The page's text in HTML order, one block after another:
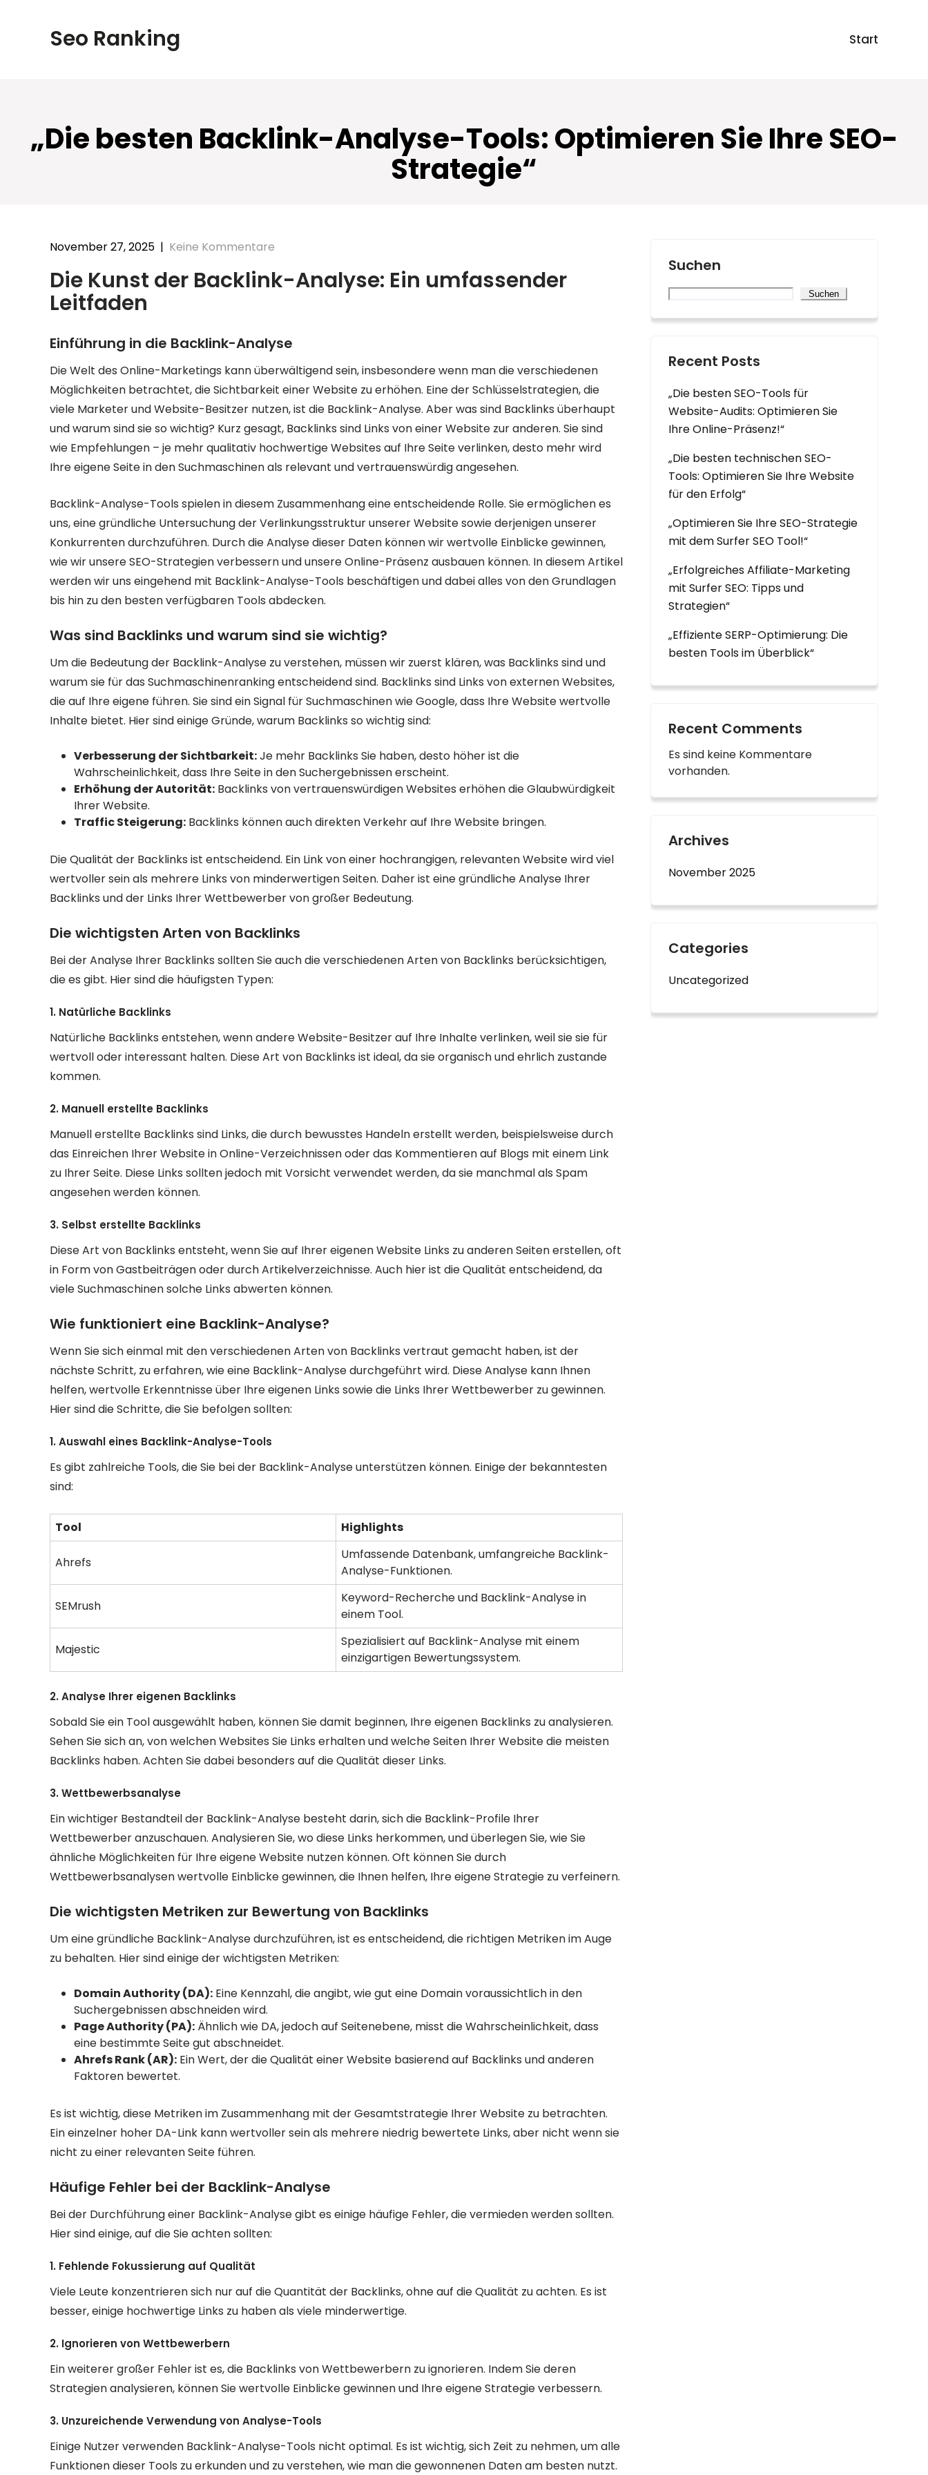
Seo Ranking Start
„Die besten Backlink-Analyse-Tools: Optimieren Sie Ihre SEO-
Strategie“
November 27, 2025 | Keine Kommentare
Die Kunst der Backlink-Analyse: Ein umfassender
Leitfaden
Einführung in die Backlink-Analyse
Die Welt des Online-Marketings kann überwältigend sein, insbesondere wenn man die verschiedenen
Möglichkeiten betrachtet, die Sichtbarkeit einer Website zu erhöhen. Eine der Schlüsselstrategien, die
viele Marketer und Website-Besitzer nutzen, ist die Backlink-Analyse. Aber was sind Backlinks überhaupt
und warum sind sie so wichtig? Kurz gesagt, Backlinks sind Links von einer Website zur anderen. Sie sind
wie Empfehlungen – je mehr qualitativ hochwertige Websites auf Ihre Seite verlinken, desto mehr wird
Ihre eigene Seite in den Suchmaschinen als relevant und vertrauenswürdig angesehen.
Backlink-Analyse-Tools spielen in diesem Zusammenhang eine entscheidende Rolle. Sie ermöglichen es
uns, eine gründliche Untersuchung der Verlinkungsstruktur unserer Website sowie derjenigen unserer
Konkurrenten durchzuführen. Durch die Analyse dieser Daten können wir wertvolle Einblicke gewinnen,
wie wir unsere SEO-Strategien verbessern und unsere Online-Präsenz ausbauen können. In diesem Artikel
werden wir uns eingehend mit Backlink-Analyse-Tools beschäftigen und dabei alles von den Grundlagen
bis hin zu den besten verfügbaren Tools abdecken.
Was sind Backlinks und warum sind sie wichtig?
Um die Bedeutung der Backlink-Analyse zu verstehen, müssen wir zuerst klären, was Backlinks sind und
warum sie für das Suchmaschinenranking entscheidend sind. Backlinks sind Links von externen Websites,
die auf Ihre eigene führen. Sie sind ein Signal für Suchmaschinen wie Google, dass Ihre Website wertvolle
Inhalte bietet. Hier sind einige Gründe, warum Backlinks so wichtig sind:
Verbesserung der Sichtbarkeit:Je mehr Backlinks Sie haben, desto höher ist die
Wahrscheinlichkeit, dass Ihre Seite in den Suchergebnissen erscheint.
Erhöhung der Autorität: Backlinks von vertrauenswürdigen Websites erhöhen die Glaubwürdigkeit
Ihrer Website.
Traffic Steigerung: Backlinks können auch direkten Verkehr auf Ihre Website bringen.
Die Qualität der Backlinks ist entscheidend. Ein Link von einer hochrangigen, relevanten Website wird viel
wertvoller sein als mehrere Links von minderwertigen Seiten. Daher ist eine gründliche Analyse Ihrer
Backlinks und der Links Ihrer Wettbewerber von großer Bedeutung.
Die wichtigsten Arten von Backlinks
Bei der Analyse Ihrer Backlinks sollten Sie auch die verschiedenen Arten von Backlinks berücksichtigen,
die es gibt. Hier sind die häufigsten Typen:
1. Natürliche Backlinks
Natürliche Backlinks entstehen, wenn andere Website-Besitzer auf Ihre Inhalte verlinken, weil sie sie für
wertvoll oder interessant halten. Diese Art von Backlinks ist ideal, da sie organisch und ehrlich zustande
kommen.
2. Manuell erstellte Backlinks
Manuell erstellte Backlinks sind Links, die durch bewusstes Handeln erstellt werden, beispielsweise durch
das Einreichen Ihrer Website in Online-Verzeichnissen oder das Kommentieren auf Blogs mit einem Link
zu Ihrer Seite. Diese Links sollten jedoch mit Vorsicht verwendet werden, da sie manchmal als Spam
angesehen werden können.
3. Selbst erstellte Backlinks
Diese Art von Backlinks entsteht, wenn Sie auf Ihrer eigenen Website Links zu anderen Seiten erstellen, oft
in Form von Gastbeiträgen oder durch Artikelverzeichnisse. Auch hier ist die Qualität entscheidend, da
viele Suchmaschinen solche Links abwerten können.
Wie funktioniert eine Backlink-Analyse?
Wenn Sie sich einmal mit den verschiedenen Arten von Backlinks vertraut gemacht haben, ist der
nächste Schritt, zu erfahren, wie eine Backlink-Analyse durchgeführt wird. Diese Analyse kann Ihnen
helfen, wertvolle Erkenntnisse über Ihre eigenen Links sowie die Links Ihrer Wettbewerber zu gewinnen.
Hier sind die Schritte, die Sie befolgen sollten:
1. Auswahl eines Backlink-Analyse-Tools
Es gibt zahlreiche Tools, die Sie bei der Backlink-Analyse unterstützen können. Einige der bekanntesten
sind:
Tool Highlights
Ahrefs
Umfassende Datenbank, umfangreiche Backlink-
Analyse-Funktionen.
SEMrush
Keyword-Recherche und Backlink-Analyse in
einem Tool.
Majestic
Spezialisiert auf Backlink-Analyse mit einem
einzigartigen Bewertungssystem.
2. Analyse Ihrer eigenen Backlinks
Sobald Sie ein Tool ausgewählt haben, können Sie damit beginnen, Ihre eigenen Backlinks zu analysieren.
Sehen Sie sich an, von welchen Websites Sie Links erhalten und welche Seiten Ihrer Website die meisten
Backlinks haben. Achten Sie dabei besonders auf die Qualität dieser Links.
3. Wettbewerbsanalyse
Ein wichtiger Bestandteil der Backlink-Analyse besteht darin, sich die Backlink-Profile Ihrer
Wettbewerber anzuschauen. Analysieren Sie, wo diese Links herkommen, und überlegen Sie, wie Sie
ähnliche Möglichkeiten für Ihre eigene Website nutzen können. Oft können Sie durch
Wettbewerbsanalysen wertvolle Einblicke gewinnen, die Ihnen helfen, Ihre eigene Strategie zu verfeinern.
Die wichtigsten Metriken zur Bewertung von Backlinks
Um eine gründliche Backlink-Analyse durchzuführen, ist es entscheidend, die richtigen Metriken im Auge
zu behalten. Hier sind einige der wichtigsten Metriken:
Domain Authority (DA): Eine Kennzahl, die angibt, wie gut eine Domain voraussichtlich in den
Suchergebnissen abschneiden wird.
Page Authority (PA): Ähnlich wie DA, jedoch auf Seitenebene, misst die Wahrscheinlichkeit, dass
eine bestimmte Seite gut abschneidet.
Ahrefs Rank (AR): Ein Wert, der die Qualität einer Website basierend auf Backlinks und anderen
Faktoren bewertet.
Es ist wichtig, diese Metriken im Zusammenhang mit der Gesamtstrategie Ihrer Website zu betrachten.
Ein einzelner hoher DA-Link kann wertvoller sein als mehrere niedrig bewertete Links, aber nicht wenn sie
nicht zu einer relevanten Seite führen.
Häufige Fehler bei der Backlink-Analyse
Bei der Durchführung einer Backlink-Analyse gibt es einige häufige Fehler, die vermieden werden sollten.
Hier sind einige, auf die Sie achten sollten:
1. Fehlende Fokussierung auf Qualität
Viele Leute konzentrieren sich nur auf die Quantität der Backlinks, ohne auf die Qualität zu achten. Es ist
besser, einige hochwertige Links zu haben als viele minderwertige.
2. Ignorieren von Wettbewerbern
Ein weiterer großer Fehler ist es, die Backlinks von Wettbewerbern zu ignorieren. Indem Sie deren
Strategien analysieren, können Sie wertvolle Einblicke gewinnen und Ihre eigene Strategie verbessern.
3. Unzureichende Verwendung von Analyse-Tools
Einige Nutzer verwenden Backlink-Analyse-Tools nicht optimal. Es ist wichtig, sich Zeit zu nehmen, um alle
Funktionen dieser Tools zu erkunden und zu verstehen, wie man die gewonnenen Daten am besten nutzt.
Suchen
Suchen
Recent Posts
„Die besten SEO-Tools für
Website-Audits: Optimieren Sie
Ihre Online-Präsenz!“
„Die besten technischen SEO-
Tools: Optimieren Sie Ihre Website
für den Erfolg“
„Optimieren Sie Ihre SEO-Strategie
mit dem Surfer SEO Tool!“
„Erfolgreiches Affiliate-Marketing
mit Surfer SEO: Tipps und
Strategien“
„Effiziente SERP-Optimierung: Die
besten Tools im Überblick“
Recent Comments
Es sind keine Kommentare
vorhanden.
Archives
November 2025
Categories
Uncategorized